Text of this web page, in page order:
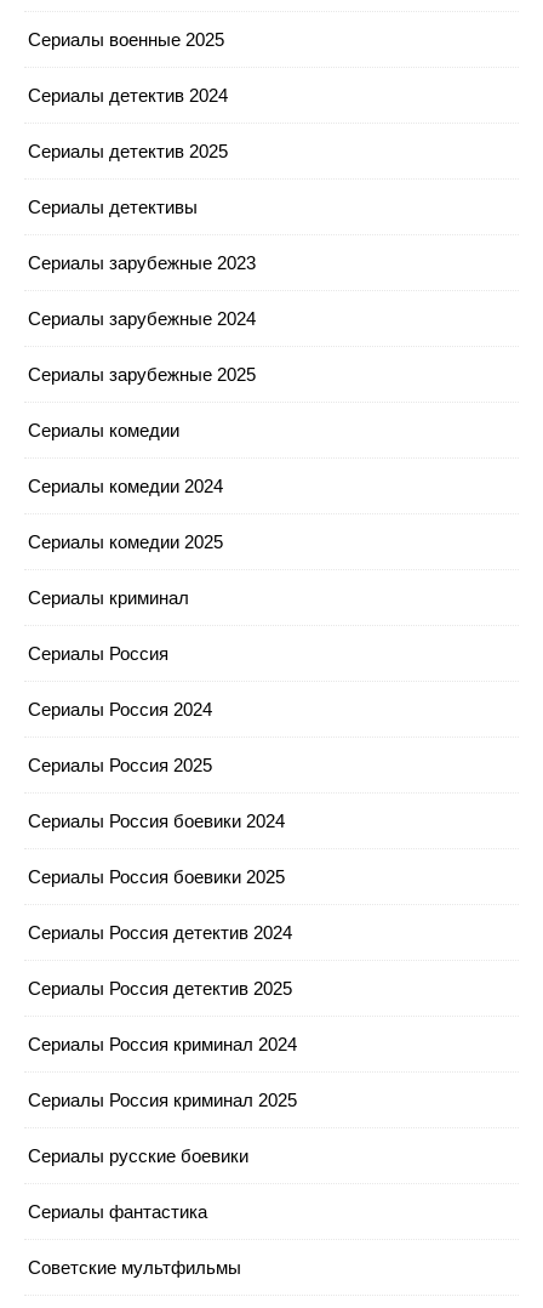
Сериалы военные 2025
Сериалы детектив 2024
Сериалы детектив 2025
Сериалы детективы
Сериалы зарубежные 2023
Сериалы зарубежные 2024
Сериалы зарубежные 2025
Сериалы комедии
Сериалы комедии 2024
Сериалы комедии 2025
Сериалы криминал
Сериалы Россия
Сериалы Россия 2024
Сериалы Россия 2025
Сериалы Россия боевики 2024
Сериалы Россия боевики 2025
Сериалы Россия детектив 2024
Сериалы Россия детектив 2025
Сериалы Россия криминал 2024
Сериалы Россия криминал 2025
Сериалы русские боевики
Сериалы фантастика
Советские мультфильмы